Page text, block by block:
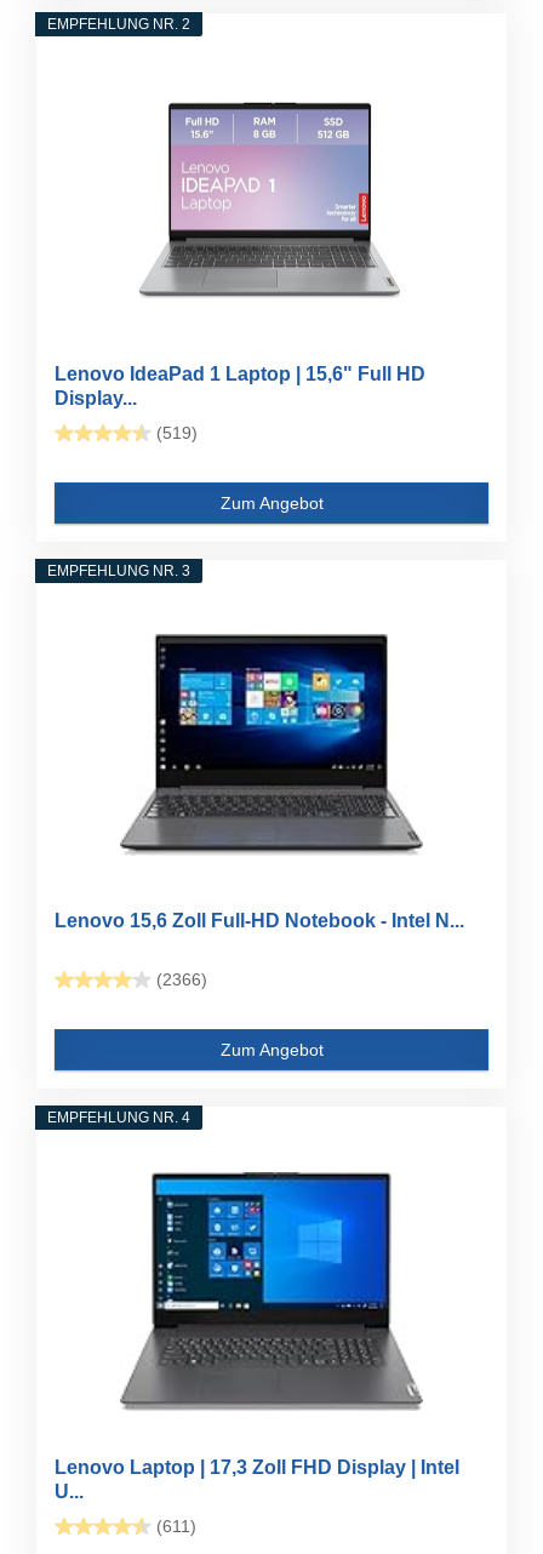
EMPFEHLUNG NR. 2
Lenovo IdeaPad 1 Laptop | 15,6" Full HD
Display...
(519)
Zum Angebot
EMPFEHLUNG NR. 3
Lenovo 15,6 Zoll Full-HD Notebook - Intel N...
(2366)
Zum Angebot
EMPFEHLUNG NR. 4
Lenovo Laptop | 17,3 Zoll FHD Display | Intel
U...
(611)